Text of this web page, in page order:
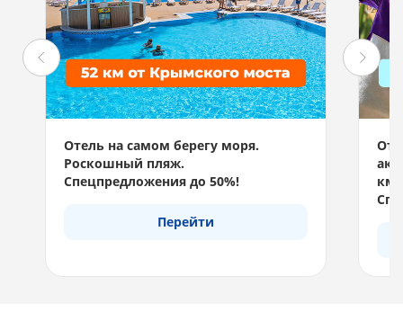
Отель на самом берегу моря.
Роскошный пляж.
Спецпредложения до 50%!
Перейти
км